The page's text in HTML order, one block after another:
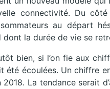
connectivité. Du côté
au départ
la durée de vie se
bien, si l’on fie aux
été écoulées. Un chiffre
La tendance serait